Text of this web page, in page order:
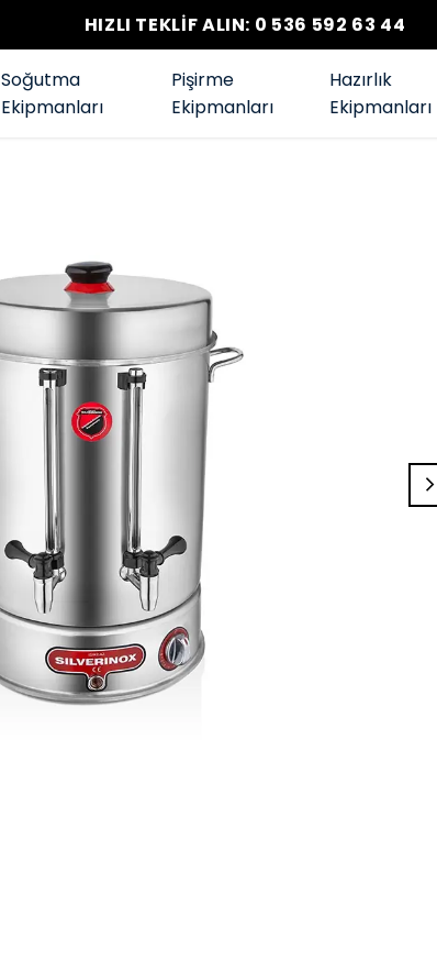
HIZLI TEKLİF ALIN: 0 536 592 63 44
Soğutma
Ekipmanları
Pişirme
Ekipmanları
Hazırlık
Ekipmanları